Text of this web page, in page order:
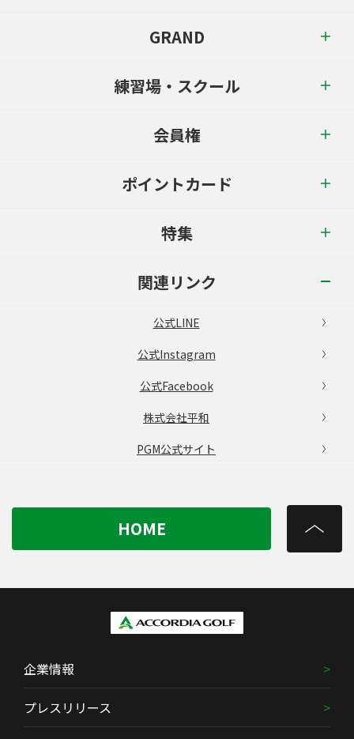
GRAND
練習場・スクール
会員権
ポイントカード
特集
関連リンク
公式LINE
公式Instagram
公式Facebook
株式会社平和
PGM公式サイト
HOME
企業情報
プレスリリース